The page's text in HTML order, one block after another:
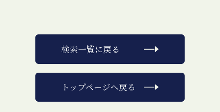
検索一覧に戻る
トップページへ戻る